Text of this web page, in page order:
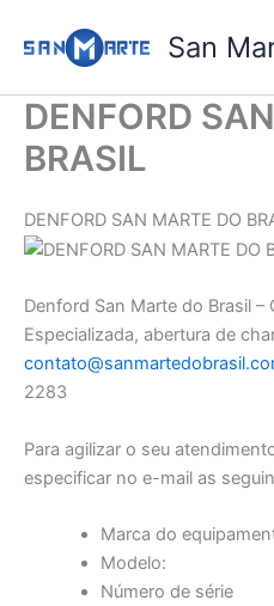
para
conteúdo
San
DENFORD
BRASIL
DENFORD SAN MARTE DO
Denford San Marte do Brasil –
Especializada, abertura de
2283
Para agilizar o seu
especificar no e-mail as
Marca do
Modelo:
Número de série